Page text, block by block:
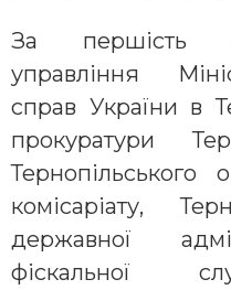
За першість
управління
справ України в
прокуратури
Тернопільського
комісаріату,
державної
фіскальної